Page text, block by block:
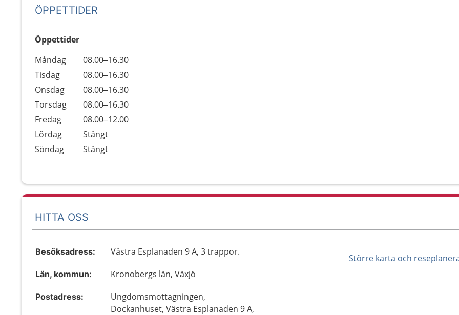
ÖPPETTIDER
Öppettider
Dag
Öppettider
Kommentarer
Måndag
08.00–16.30
Tisdag
08.00–16.30
Onsdag
08.00–16.30
Torsdag
08.00–16.30
Fredag
08.00–12.00
Lördag
Stängt
Söndag
Stängt
HITTA OSS
Större karta och
Besöksadress: Västra Esplanaden 9 A, 3 trappor.
Län, kommun: Kronobergs län, Växjö
Postadress:
Ungdomsmottagningen,
Dockanhuset, Västra Esplanaden 9 A,